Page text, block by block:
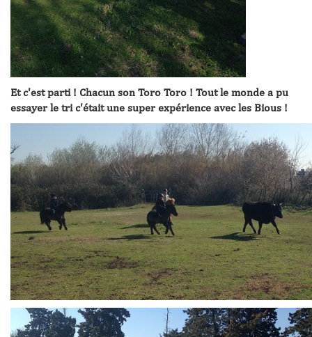
Et c'est parti ! Chacun son Toro Toro ! Tout le monde a pu
essayer le tri c'était une super expérience avec les Bious !